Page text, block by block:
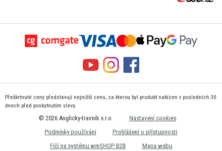
Přeškrtnuté ceny představují nejnižší cenu, za kterou byl produkt nabízen v posledních 30
dnech před poskytnutím slevy.
© 2026 Anglicky-travnik s.r.o.
Nastavení cookies
Podmínky používání
Prohlášení o přístupnosti
Fičí na systému wmSHOP B2B
Mapa webu